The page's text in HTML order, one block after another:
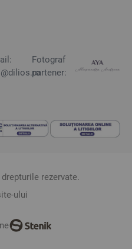
Fotograf
partener:
rezervate.
ului